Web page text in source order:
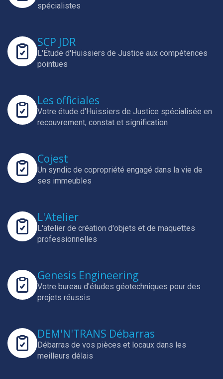
spécialistes
SCP JDR
L'Étude d'Huissiers de Justice aux compétences
pointues
Les officiales
Votre étude d'Huissiers de Justice spécialisée en
recouvrement, constat et signification
Cojest
Un syndic de copropriété engagé dans la vie de
ses immeubles
L'Atelier
L'atelier de création d'objets et de maquettes
professionnelles
Genesis Engineering
Votre bureau d'études géotechniques pour des
projets réussis
DEM'N'TRANS Débarras
Débarras de vos pièces et locaux dans les
meilleurs délais